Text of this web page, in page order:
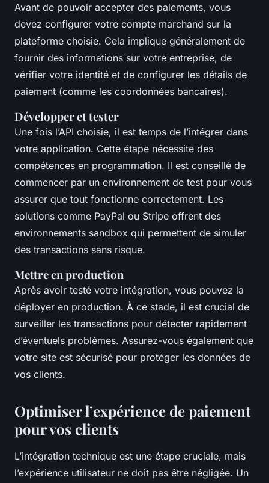
Avant de pouvoir accepter des paiements, vous
devez configurer votre compte marchand sur la
plateforme choisie. Cela implique généralement de
fournir des informations sur votre entreprise, de
vérifier votre identité et de configurer les détails de
paiement (comme les coordonnées bancaires).
Développer et tester
Une fois l’API choisie, il est temps de l’intégrer dans
votre application. Cette étape nécessite des
compétences en programmation. Il est conseillé de
commencer par un environnement de test pour vous
assurer que tout fonctionne correctement. Les
solutions comme PayPal ou Stripe offrent des
environnements sandbox qui permettent de simuler
des transactions sans risque.
Mettre en production
Après avoir testé votre intégration, vous pouvez la
déployer en production. À ce stade, il est crucial de
surveiller les transactions pour détecter rapidement
d’éventuels problèmes. Assurez-vous également que
votre site est sécurisé pour protéger les données de
vos clients.
Optimiser l’expérience de paiement
pour vos clients
L’intégration technique est une étape cruciale, mais
l’expérience utilisateur ne doit pas être négligée. Un